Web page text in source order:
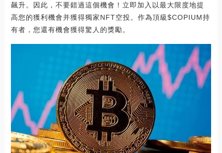
飆升。因此，不要錯過這個機會！立即加入以最大限度地提
高您的獲利機會并獲得獨家NFT空投。作為頂級$COPIUM持
有者，您還有機會獲得驚人的獎勵。